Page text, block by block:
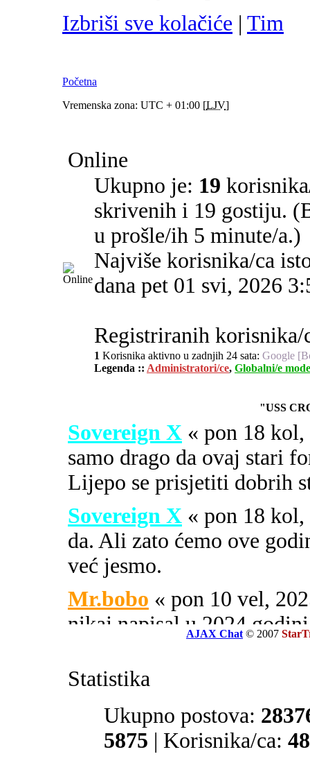
Izbriši sve kolačiće | Tim
Početna
Vremenska zona: UTC + 01:00 [LJV]
Online
Ukupno je: 19
skrivenih i 19 gostiju.
u prošle/ih 5 minute/a.)
Najviše korisnika/ca
dana pet 01 svi, 2026
Registriranih korisnika/
1 Korisnika aktivno u zadnjih 24 sata: Google
Legenda :: Administratori/ce, Globalni/e
"USS
Sovereign X « pon 18
samo drago da ovaj stari
Lijepo se prisjetiti dobrih
Sovereign X « pon 18
da. Ali zato ćemo ove
već jesmo.
Mr.bobo « pon 10 vel,
nikaj napisal u 2024
SOA ili PIPA.
El Zvonko« uto 16 svi,
prate tajne službe sekcije
AJAX Chat © 2007
Statistika
Ukupno postova:
5875 | Korisnika/ca: